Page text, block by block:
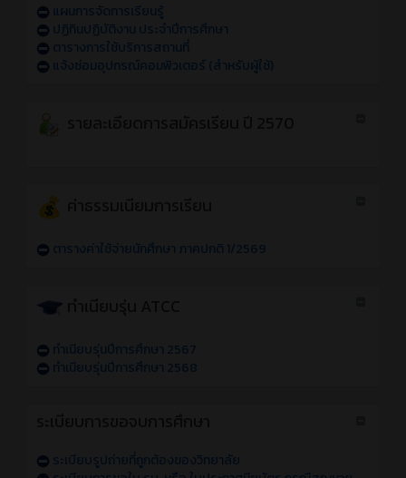
แผนการจัดการเรียนรู้
ปฏิทินปฏิบัติงาน ประจำปีการศึกษา
ตารางการใช้บริการสถานที่
แจ้งซ่อมอุปกรณ์คอมพิวเตอร์ (สำหรับผู้ใช้)
ตารางค่าใช้จ่ายนักศึกษา ภาคปกติ 1/2569
ทำเนียบรุ่นปีการศึกษา 2567
ทำเนียบรุ่นปีการศึกษา 2568
ระเบียบรูปถ่ายที่ถูกต้องของวิทยาลัย